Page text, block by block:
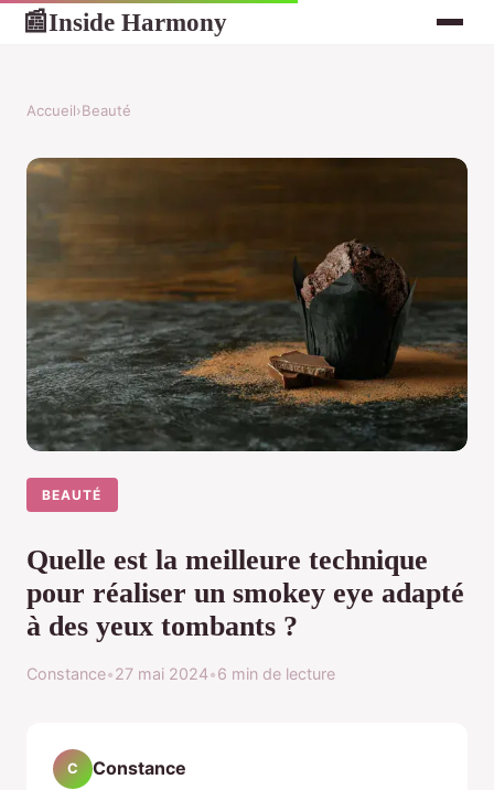
📰Inside Harmony
Accueil›Beauté
BEAUTÉ
Quelle est la meilleure technique
pour réaliser un smokey eye adapté
à des yeux tombants ?
Constance•27 mai 2024•6 min de lecture
C Constance